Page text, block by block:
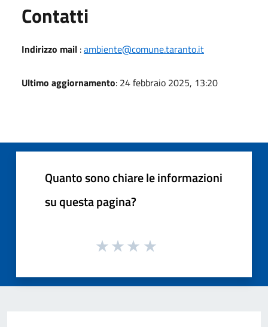
Contatti
Indirizzo mail :ambiente@comune.taranto.it
Ultimo aggiornamento: 24 febbraio 2025, 13:20
Quanto sono chiare le informazioni
su questa pagina?